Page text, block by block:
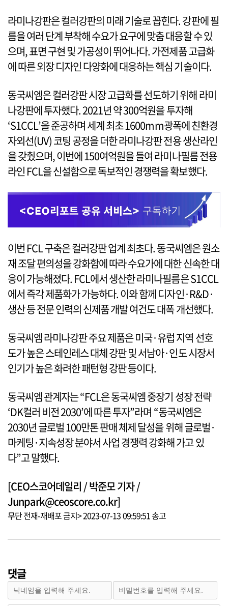
라미나강판은 컬러강판의 미래 기술로 꼽힌다. 강판에 필
름을 여러 단계 부착해 수요가 요구에 맞춤 대응할 수 있
으며, 표면 구현 및 가공성이 뛰어나다. 가전제품 고급화
에 따른 외장 디자인 다양화에 대응하는 핵심 기술이다.
동국씨엠은 컬러강판 시장 고급화를 선도하기 위해 라미
나강판에 투자했다. 2021년 약 300억원을 투자해
‘S1CCL’을 준공하며 세계 최초 1600mm광폭에 친환경
자외선(UV) 코팅 공정을 더한 라미나강판 전용 생산라인
을 갖췄으며, 이번에 150여억원을 들여 라미나필름 전용
라인 FCL을 신설함으로 독보적인 경쟁력을 확보했다.
이번 FCL 구축은 컬러강판 업계 최초다. 동국씨엠은 원소
재 조달 편의성을 강화함에 따라 수요가에 대한 신속한 대
응이 가능해졌다. FCL에서 생산한 라미나필름은 S1CCL
에서 즉각 제품화가 가능하다. 이와 함께 디자인·R&D·
생산 등 전문 인력의 신제품 개발 여건도 대폭 개선했다.
동국씨엠 라미나강판 주요 제품은 미국·유럽 지역 선호
도가 높은 스테인레스 대체 강판 및 서남아·인도 시장서
인기가 높은 화려한 패턴형 강판 등이다.
동국씨엠 관계자는 “FCL은 동국씨엠 중장기 성장 전략
‘DK컬러 비전 2030’에 따른 투자”라며 “동국씨엠은
2030년 글로벌 100만톤 판매 체제 달성을 위해 글로벌·
마케팅·지속성장 분야서 사업 경쟁력 강화해 가고 있
다”고 말했다.
[CEO스코어데일리 / 박준모 기자 /
Junpark@ceoscore.co.kr]
무단 전재-재배포 금지> 2023-07-13 09:59:51 송고
댓글